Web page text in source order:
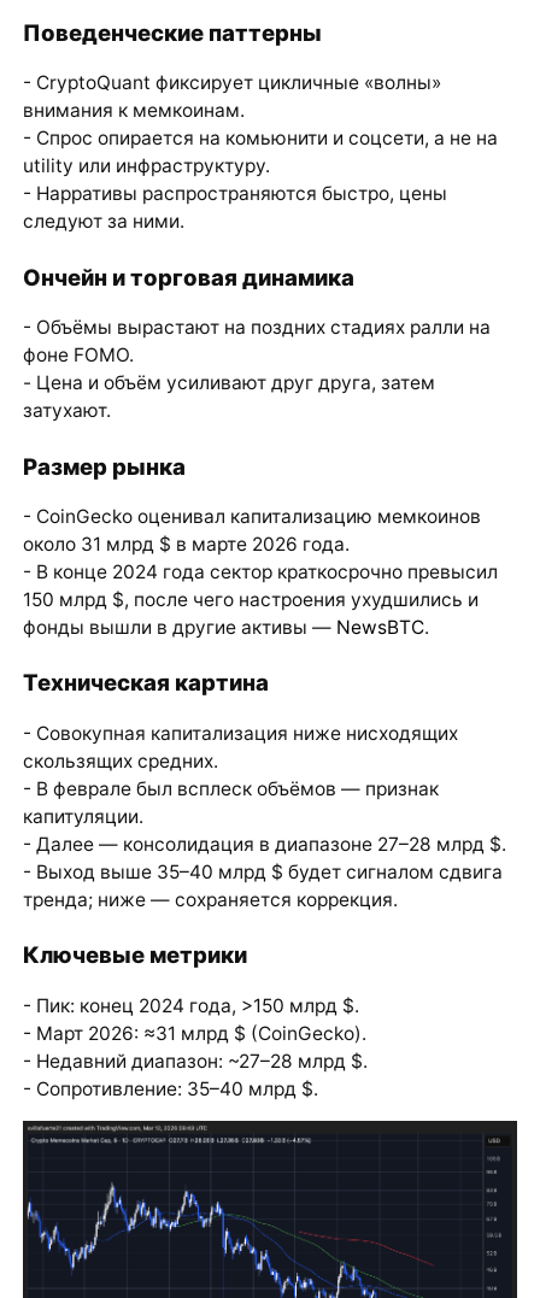
Поведенческие паттерны
- CryptoQuant фиксирует цикличные «волны»
внимания к мемкоинам.
- Спрос опирается на комьюнити и соцсети, а не на
utility или инфраструктуру.
- Нарративы распространяются быстро, цены
следуют за ними.
Ончейн и торговая динамика
- Объёмы вырастают на поздних стадиях ралли на
фоне FOMO.
- Цена и объём усиливают друг друга, затем
затухают.
Размер рынка
- CoinGecko оценивал капитализацию мемкоинов
около 31 млрд $ в марте 2026 года.
- В конце 2024 года сектор краткосрочно превысил
150 млрд $, после чего настроения ухудшились и
фонды вышли в другие активы — NewsBTC.
Техническая картина
- Совокупная капитализация ниже нисходящих
скользящих средних.
- В феврале был всплеск объёмов — признак
капитуляции.
- Далее — консолидация в диапазоне 27–28 млрд $.
- Выход выше 35–40 млрд $ будет сигналом сдвига
тренда; ниже — сохраняется коррекция.
Ключевые метрики
- Пик: конец 2024 года, >150 млрд $.
- Март 2026: ≈31 млрд $ (CoinGecko).
- Недавний диапазон: ~27–28 млрд $.
- Сопротивление: 35–40 млрд $.